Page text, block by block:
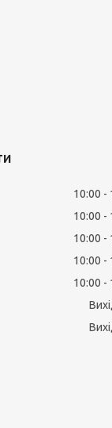
10:00
10:00
10:00
10:00
10:00